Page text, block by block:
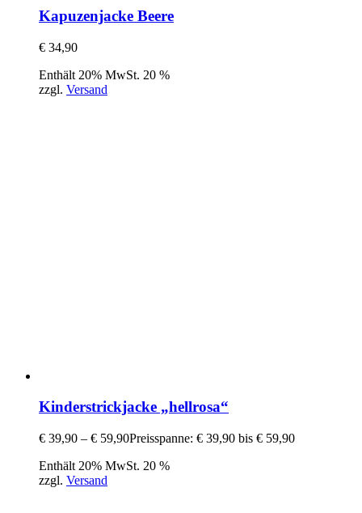
Kapuzenjacke Beere
€ 34,90
Enthält 20% MwSt. 20 %
zzgl. Versand
Kinderstrickjacke „hellrosa“
€ 39,90 – € 59,90Preisspanne: € 39,90 bis € 59,90
Enthält 20% MwSt. 20 %
zzgl. Versand